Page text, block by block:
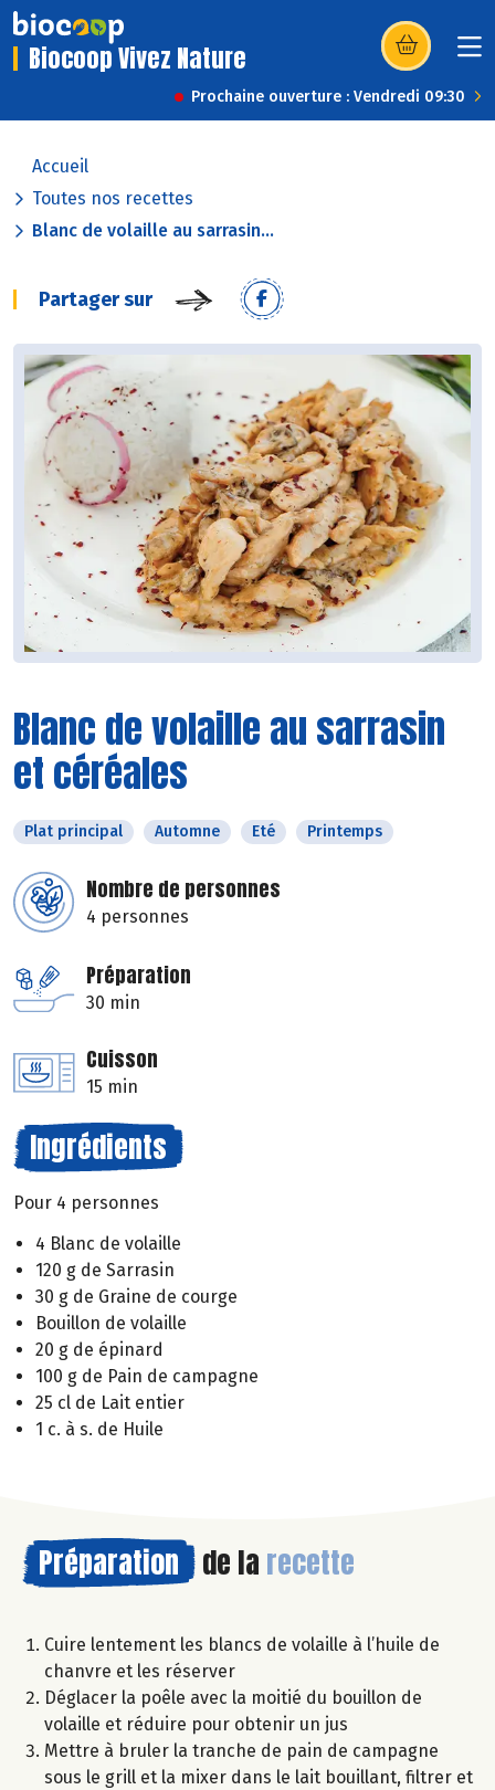
Biocoop Vivez Nature (s’ouvre dans
Prochaine ouverture : Vendredi 09:30
Accueil
Toutes nos recettes
Blanc de volaille au sarrasin...
Partager sur
Blanc de volaille au sarrasin
et céréales
Plat principal Automne Eté Printemps
Nombre de personnes
4 personnes
Préparation
30 min
Cuisson
15 min
Ingrédients
Pour 4 personnes
4 Blanc de volaille
120 g de Sarrasin
30 g de Graine de courge
Bouillon de volaille
20 g de épinard
100 g de Pain de campagne
25 cl de Lait entier
1 c. à s. de Huile
Préparation de la recette
Cuire lentement les blancs de volaille à l’huile de
chanvre et les réserver
Déglacer la poêle avec la moitié du bouillon de
volaille et réduire pour obtenir un jus
Mettre à bruler la tranche de pain de campagne
sous le grill et la mixer dans le lait bouillant, filtrer et